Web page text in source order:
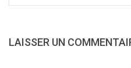
LAISSER UN